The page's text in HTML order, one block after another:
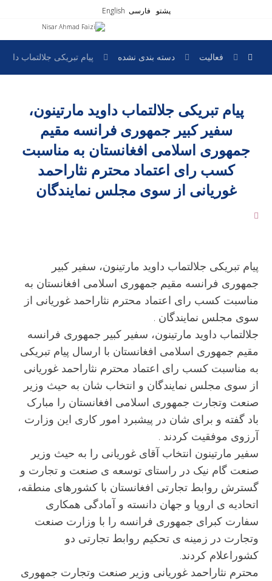
پشتو فارسی English
فعالیت دسته بندی نشده پیام تبریکی جلالتماب
پیام تبریکی جلالتماب داوید مارتینون،
سفیر کبیر جمهوری فرانسه مقیم
جمهوری اسلامی افغانستان به مناسبت
کسب رای اعتماد محترم نثاراحمد
غوریانی از سوی مجلس نمایندگان
پیام تبریکی جلالتماب داوید مارتینون، سفیر کبیر
جمهوری فرانسه مقیم جمهوری اسلامی افغانستان به
مناسبت کسب رای اعتماد محترم نثاراحمد غوریانی از
سوی مجلس نمایندگان .
جلالتماب داوید مارتینون، سفیر کبیر جمهوری فرانسه
مقیم جمهوری اسلامی افغانستان با ارسال پیام تبریکی
به مناسبت کسب رای اعتماد محترم نثاراحمد غوریانی
از سوی مجلس نمایندگان و انتخاب شان به حیث وزیر
صنعت وتجارت جمهوری اسلامی افغانستان را مبارک
باد گفته و برای شان در پیشبرد امور کاری این وزارت
آرزوی موفقیت کردند .
سفیر مارتینون انتخاب آقای غوریانی را به حیث وزیر
صنعت گام نیک در راستای توسعه ی صنعت و تجارت و
گسترش روابط تجارتی افغانستان با کشورهای منطقه،
اتحادیه ی اروپا و جهان دانسته و آمادگی همکاری
سفارت کبرای جمهوری فرانسه را با وزارت صنعت
وتجارت در زمینه ی تحکیم روابط تجارتی دو
کشوراعلام کردند.
محترم نثاراحمد غوریانی وزیر صنعت وتجارت جمهوری